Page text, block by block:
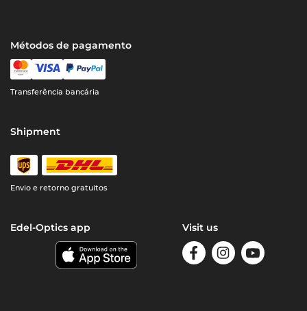
Métodos de pagamento
Transferência bancária
Shipment
Envio e retorno gratuitos
Edel-Optics app Visit us